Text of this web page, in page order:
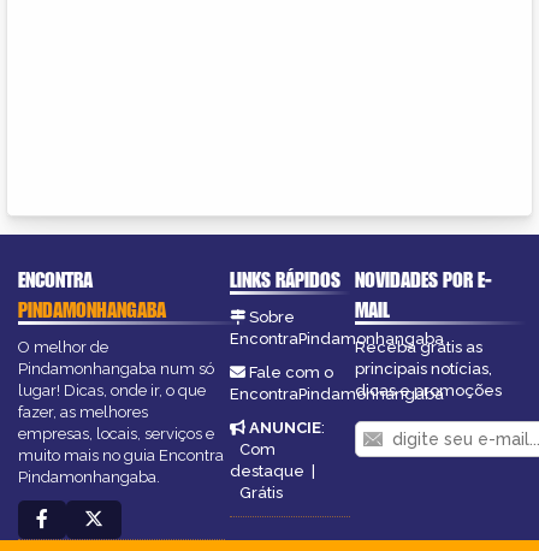
ENCONTRA
PINDAMONHANGABA
O melhor de
Pindamonhangaba num só
lugar! Dicas, onde ir, o que
fazer, as melhores
empresas, locais, serviços e
muito mais no guia Encontra
Pindamonhangaba.
LINKS RÁPIDOS
Sobre
EncontraPindamonhangaba
Fale com o
EncontraPindamonhangaba
ANUNCIE:
Com
destaque |
Grátis
NOVIDADES POR E-
MAIL
Receba grátis as
principais notícias,
dicas e promoções